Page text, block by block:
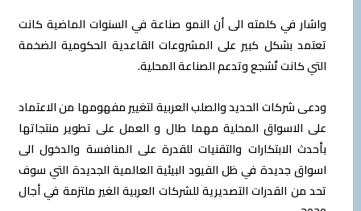
في كلمته الى أن النمو صناعة في السنوات الماضية كانت
بشكل كبير على المشروعات القاعدية الحكومية الضخمة
تُشجع وتدعم الصناعة المحلية.
الحديد والصلب العربية لتغيير مفهومها من الاعتماد
المحلية مهما طال و العمل على تطوير منتجاتها
الابتكارات والتقنيات للقدرة على المنافسة والدخول الى
جديدة في ظل القيود البيئية العالمية الجديدة التي سوف
القدرات التصديرية للشركات العربية الغير ملتزمة في أجال